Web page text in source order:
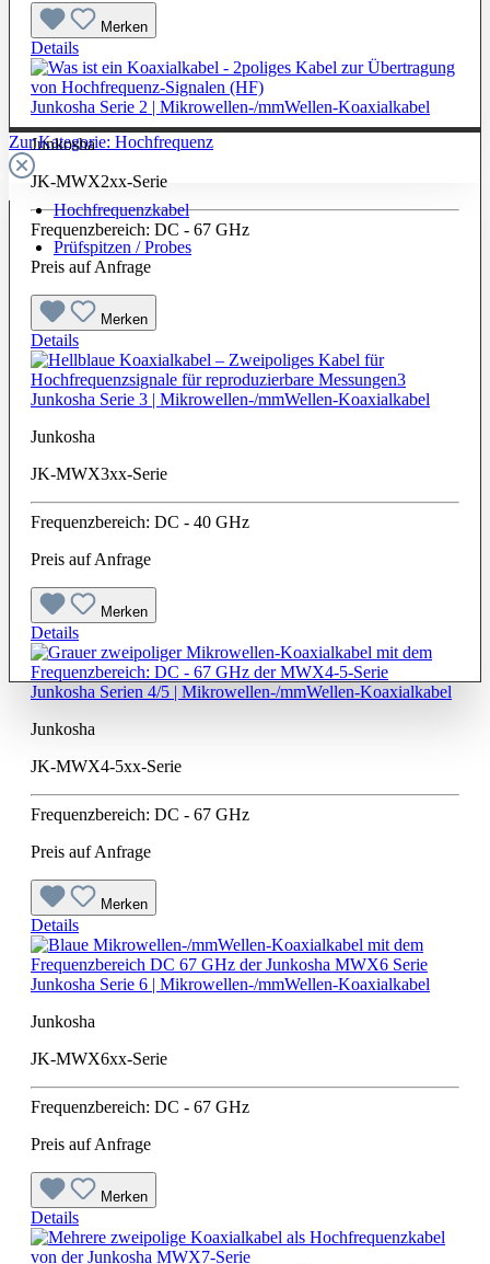
Zur Kategorie: Hochfrequenz
Hochfrequenzkabel
Prüfspitzen / Probes
Merken
Details
Junkosha Serie 2 | Mikrowellen-/mmWellen-Koaxialkabel
Junkosha
JK-MWX2xx-Serie
Frequenzbereich: DC - 67 GHz
Preis auf Anfrage
Merken
Details
Junkosha Serie 3 | Mikrowellen-/mmWellen-Koaxialkabel
Junkosha
JK-MWX3xx-Serie
Frequenzbereich: DC - 40 GHz
Preis auf Anfrage
Merken
Details
Junkosha Serien 4/5 | Mikrowellen-/mmWellen-Koaxialkabel
Junkosha
JK-MWX4-5xx-Serie
Frequenzbereich: DC - 67 GHz
Preis auf Anfrage
Merken
Details
Junkosha Serie 6 | Mikrowellen-/mmWellen-Koaxialkabel
Junkosha
JK-MWX6xx-Serie
Frequenzbereich: DC - 67 GHz
Preis auf Anfrage
Merken
Details